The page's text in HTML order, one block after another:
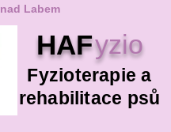
Fyzioterapie a
rehabilitace psů
nad Labem
yzio
HAF